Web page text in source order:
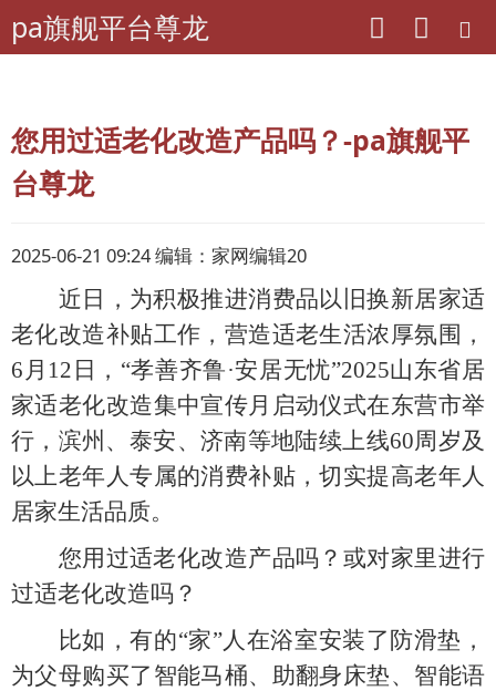
pa旗舰平台尊龙
pa旗舰平台尊龙 专题 本期话题
您用过适老化改造产品吗？-pa旗舰平
台尊龙
2025-06-21 09:24 编辑：家网编辑20
近日， 为积极推进消费品以旧换新居家适
老化改造补贴工作，营造适老生活浓厚氛围，
6月12日，“孝善齐鲁·安居无忧”2025山东省居
家适老化改造集中宣传月启动仪式在东营市举
行，滨州、泰安、济南等地陆续上线60周岁及
以上老年人专属的消费补贴，切实提高老年人
居家生活品质。
您用过适老化改造产品吗 ？或对家里进行
过适老化改造吗 ？
比如 ，有的“家”人在浴室安装了防滑垫，
为父母购买了智能马桶、助翻身床垫、智能语